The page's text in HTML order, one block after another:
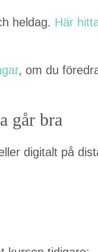
heldag. Här
, om du
går bra
dig­i­talt på